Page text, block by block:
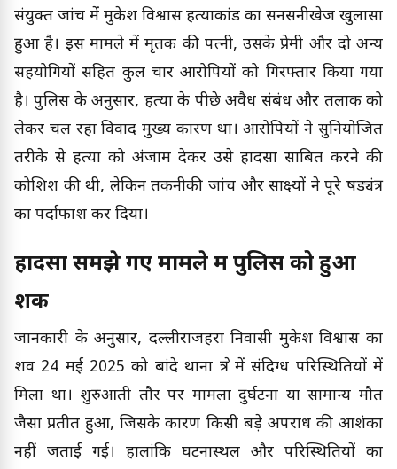
संयुक्त जांच में मुकेश विश्वास हत्याकांड का सनसनीखेज खुलासा
हुआ है। इस मामले में मृतक की पत्नी, उसके प्रेमी और दो अन्य
सहयोगियों सहित कुल चार आरोपियों को गिरफ्तार किया गया
है। पुलिस के अनुसार, हत्या के पीछे अवैध संबंध और तलाक को
लेकर चल रहा विवाद मुख्य कारण था। आरोपियों ने सुनियोजित
तरीके से हत्या को अंजाम देकर उसे हादसा साबित करने की
कोशिश की थी, लेकिन तकनीकी जांच और साक्ष्यों ने पूरे षड्यंत्र
का पर्दाफाश कर दिया।
हादसा समझे गए मामले में पुलिस को हुआ
शक
जानकारी के अनुसार, दल्लीराजहरा निवासी मुकेश विश्वास का
शव 24 मई 2025 को बांदे थाना क्षेत्र में संदिग्ध परिस्थितियों में
मिला था। शुरुआती तौर पर मामला दुर्घटना या सामान्य मौत
जैसा प्रतीत हुआ, जिसके कारण किसी बड़े अपराध की आशंका
नहीं जताई गई। हालांकि घटनास्थल और परिस्थितियों का